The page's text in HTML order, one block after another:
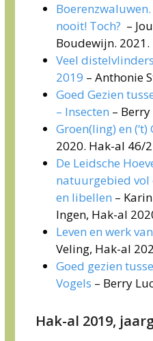
nooit! Toch? –
Boudewijn.
Veel
2019 – Anthonie
Goed Gezien
– Insecten –
Groen(ling) en (‘t)
2020. Hak-al 46/
De Leidsche
natuurgebied vol
en libellen –
Ingen, Hak-al
Leven en werk
Veling, Hak-al
Goed gezien
Vogels – Berry
Hak-al 2019,